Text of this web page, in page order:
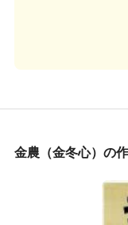
金農（金冬心）の